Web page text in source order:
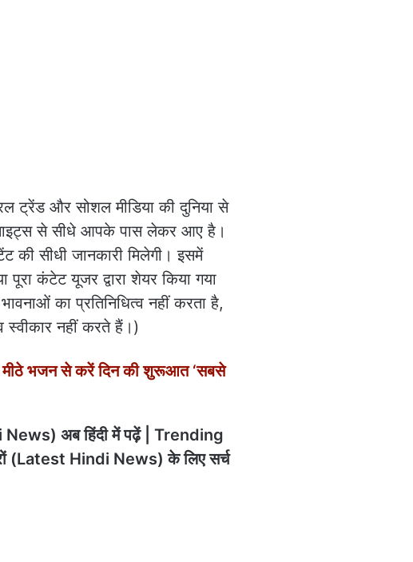
ट्रेंड और सोशल मीडिया की दुनिया से
से सीधे आपके पास लेकर आए है।
की सीधी जानकारी मिलेगी। इसमें
पूरा कंटेट यूजर द्वारा शेयर किया गया
का प्रतिनिधित्व नहीं करता है,
स्वीकार नहीं करते हैं।)
मीठे भजन से करें दिन की शुरूआत ‘सबसे
अब हिंदी में पढ़ें | Trending
(Latest Hindi News) के लिए सर्च